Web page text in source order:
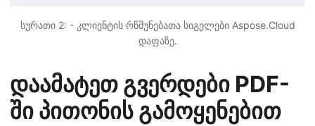
სურათი 2: - კლიენტის რწმუნებათა სიგელები Aspose.Cloud
დაფაზე.
დაამატეთ გვერდები PDF-
ში პითონის გამოყენებით